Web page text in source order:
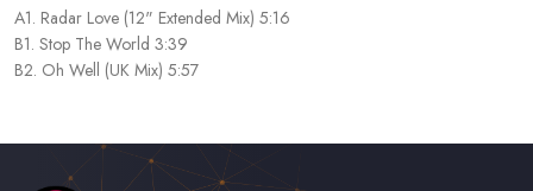
A1. Radar Love (12" Extended Mix) 5:16
B1. Stop The World 3:39
B2. Oh Well (UK Mix) 5:57